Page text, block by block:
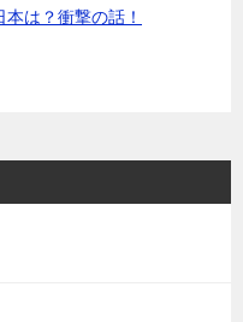
は？衝撃の話！